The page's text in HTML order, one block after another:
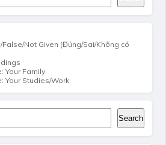
False/Not Given (Đúng/Sai/Không có
Your Family
Your Studies/Work
Search